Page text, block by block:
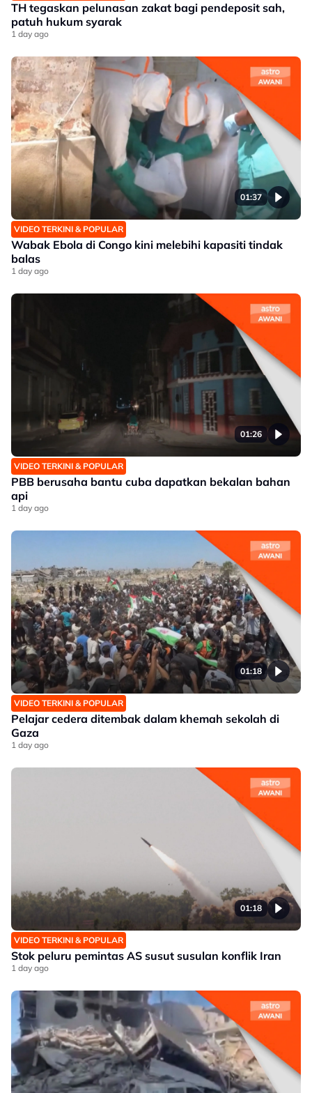
TH tegaskan pelunasan zakat bagi pendeposit sah,
patuh hukum syarak
1 day ago
01:37
VIDEO TERKINI & POPULAR
Wabak Ebola di Congo kini melebihi kapasiti tindak
balas
1 day ago
01:26
VIDEO TERKINI & POPULAR
PBB berusaha bantu cuba dapatkan bekalan bahan
api
1 day ago
01:18
VIDEO TERKINI & POPULAR
Pelajar cedera ditembak dalam khemah sekolah di
Gaza
1 day ago
01:18
VIDEO TERKINI & POPULAR
Stok peluru pemintas AS susut susulan konflik Iran
1 day ago